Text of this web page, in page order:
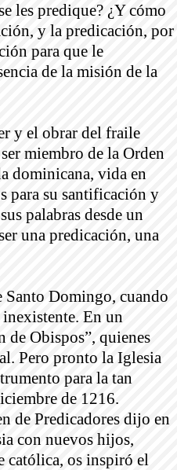
les predique? ¿Y cómo
y la predicación, por
para que le
de la misión de la
y el obrar del fraile
miembro de la Orden
dominicana, vida en
para su santificación y
palabras desde un
una predicación, una
Domingo, cuando
En un
Obispos”, quienes
Pero pronto la Iglesia
para la tan
de 1216.
de Predicadores dijo en
con nuevos hijos,
católica, os inspiró el